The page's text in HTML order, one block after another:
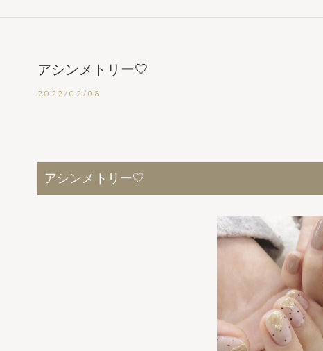
アシンメトリー🤍
2022/02/08
アシンメトリー🤍